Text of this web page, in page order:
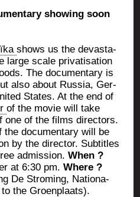
sho­wing soon
shows us the devas­ta­
large scale pri­va­ti­sa­tion
The docu­men­ta­ry is
also about Rus­sia, Ger­
States. At the end of
of the movie will take
one of the films direc­tors.
the docu­men­ta­ry will be
by the direc­tor. Sub­titles
admis­sion.When ?
at 6:30 pm.Where ?
De Stro­ming, Natio­na­
the Groenplaats).